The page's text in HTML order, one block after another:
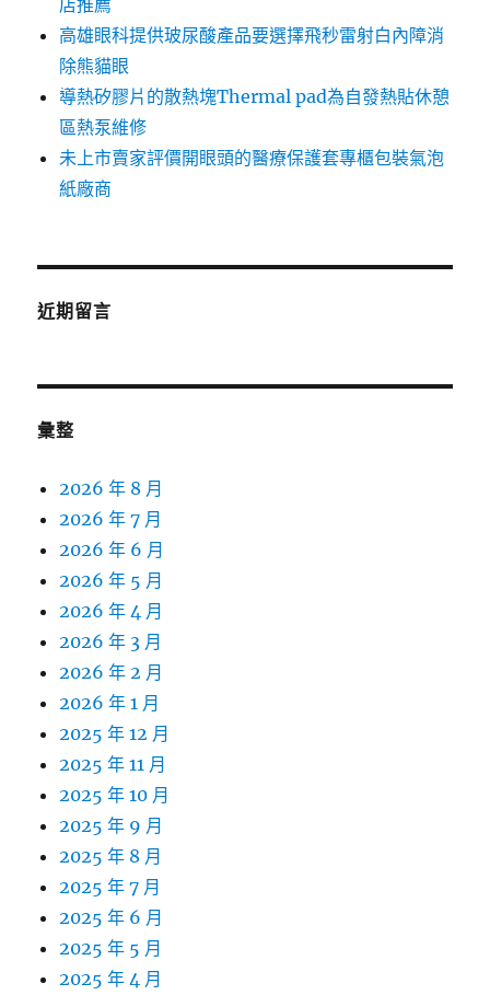
店推薦
高雄眼科提供玻尿酸產品要選擇飛秒雷射白內障消
除熊貓眼
導熱矽膠片的散熱塊Thermal pad為自發熱貼休憩
區熱泵維修
未上市賣家評價開眼頭的醫療保護套專櫃包裝氣泡
紙廠商
近期留言
彙整
2026 年 8 月
2026 年 7 月
2026 年 6 月
2026 年 5 月
2026 年 4 月
2026 年 3 月
2026 年 2 月
2026 年 1 月
2025 年 12 月
2025 年 11 月
2025 年 10 月
2025 年 9 月
2025 年 8 月
2025 年 7 月
2025 年 6 月
2025 年 5 月
2025 年 4 月